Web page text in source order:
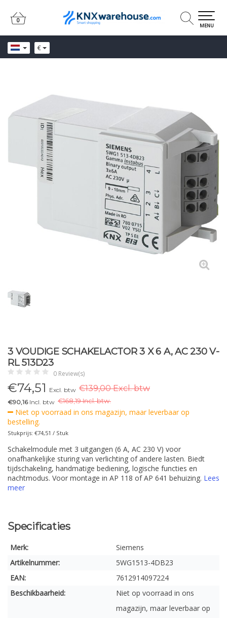
€
0
0
MENU
3 VOUDIGE SCHAKELACTOR 3 X 6 A, AC 230 V-
RL 513D23
0 Review(s)
€74,51 Excl. btw €139,00 Excl. btw
€90,16Incl. btw €168,19 Incl. btw.
Niet op voorraad in ons magazijn, maar leverbaar op
bestelling.
Stukprijs: €74,51 / Stuk
Schakelmodule met 3 uitgangen (6 A, AC 230 V) voor
onafhankelijke sturing van verlichting of andere lasten. Biedt
tijdschakeling, handmatige bediening, logische functies en
nachtmodus. Voor montage in AP 118 of AP 641 behuizing. Lees
meer
Specificaties
Merk:
Siemens
Artikelnummer:
5WG1513-4DB23
EAN:
7612914097224
Beschikbaarheid:
Niet op voorraad in ons
magazijn, maar leverbaar op